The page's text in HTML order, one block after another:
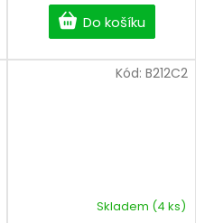
Do košíku
Skladem (4 ks)
Kód: B212C2